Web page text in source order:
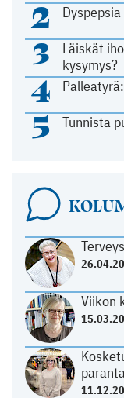
2
3
Läiskät
kysymys?
4
5 Tunnista
Viikon